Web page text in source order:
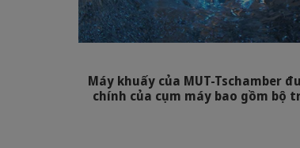
Máy khuấy của MUT-Tschamber
chính của cụm máy bao gồm bộ